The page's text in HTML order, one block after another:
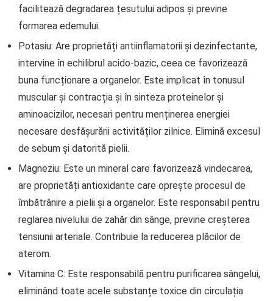
facilitează degradarea țesutului adipos și previne
formarea edemului.
Potasiu: Are proprietăți antiinflamatorii și dezinfectante,
intervine în echilibrul acido-bazic, ceea ce favorizează
buna funcționare a organelor. Este implicat în tonusul
muscular și contracția și în sinteza proteinelor și
aminoacizilor, necesari pentru menținerea energiei
necesare desfășurării activităților zilnice. Elimină excesul
de sebum și datorită pielii.
Magneziu: Este un mineral care favorizează vindecarea,
are proprietăți antioxidante care oprește procesul de
îmbătrânire a pielii și a organelor. Este responsabil pentru
reglarea nivelului de zahăr din sânge, previne creșterea
tensiunii arteriale. Contribuie la reducerea plăcilor de
aterom.
Vitamina C: Este responsabilă pentru purificarea sângelui,
eliminând toate acele substanțe toxice din circulația